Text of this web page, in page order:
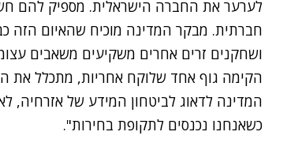
חברתית. מבקר המדינה מוכיח שהאיום הזה
ושחקנים זרים אחרים משקיעים משאבים
הקימה גוף אחד שלוקח אחריות, מתכלל את
המדינה לדאוג לביטחון המידע של אזרחיה,
כשאנחנו נכנסים לתקופת בחירות".